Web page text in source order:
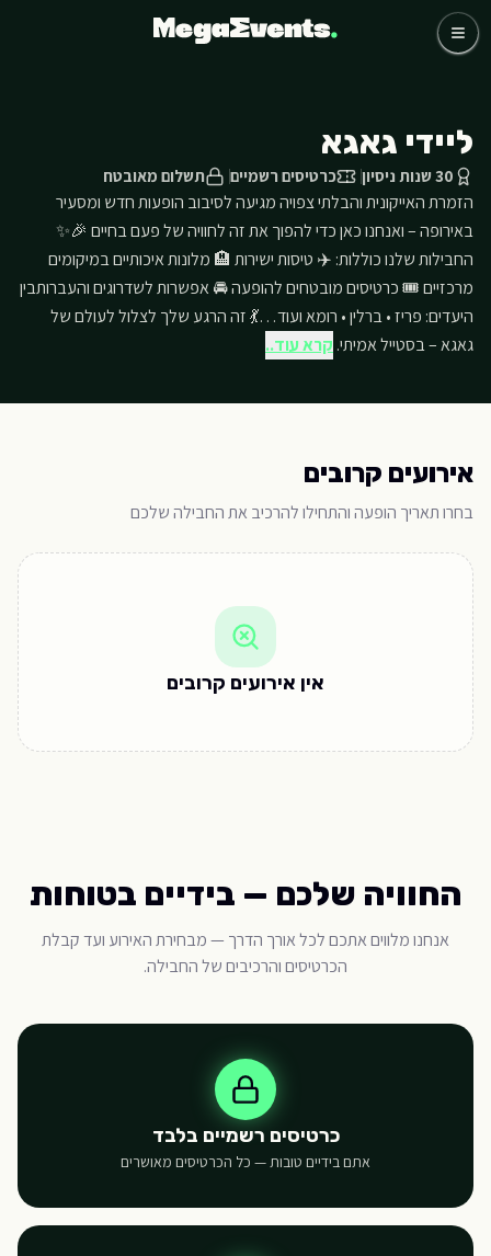
דלג לתוכן הראשי
כדורגל
שאלות נפוצות
אודותינו
03-768-4800 דברו איתנו
ליידי גאגא
30 שנות ניסיון כרטיסים רשמיים תשלום מאובטח
הזמרת האייקונית והבלתי צפויה מגיעה לסיבוב הופעות חדש ומסעיר
באירופה – ואנחנו כאן כדי להפוך את זה לחוויה של פעם בחיים 🎉✨
החבילות שלנו כוללות: ✈️ טיסות ישירות 🏨 מלונות איכותיים במיקומים
מרכזיים 🎟️ כרטיסים מובטחים להופעה 🚘 אפשרות לשדרוגים והעברותבין
היעדים: פריז • ברלין • רומא ועוד…💃 זה הרגע שלך לצלול לעולם של
גאגא – בסטייל אמיתי. קרא עוד..
אירועים קרובים
בחרו תאריך הופעה והתחילו להרכיב את החבילה שלכם
אין אירועים קרובים
החוויה שלכם — בידיים בטוחות
אנחנו מלווים אתכם לכל אורך הדרך — מבחירת האירוע ועד קבלת
הכרטיסים והרכיבים של החבילה.
כרטיסים רשמיים בלבד
אתם בידיים טובות — כל הכרטיסים מאושרים